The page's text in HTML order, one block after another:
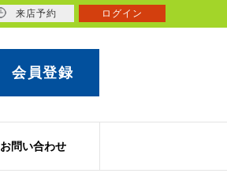
会員登録
お問い合わせ
来店予約 ログイン